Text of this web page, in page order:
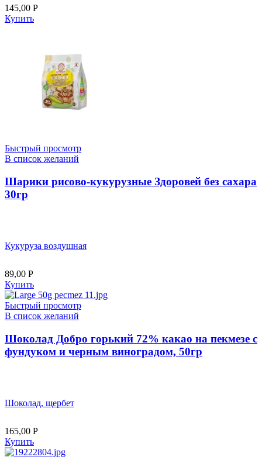
145,00 Р
Купить
Быстрый просмотр
В список желаний
Шарики рисово-кукурузные Здоровей без сахара
30гр
Кукуруза воздушная
89,00 Р
Купить
Быстрый просмотр
В список желаний
Шоколад Добро горький 72% какао на пекмезе с
фундуком и черным виноградом, 50гр
Шоколад, щербет
165,00 Р
Купить